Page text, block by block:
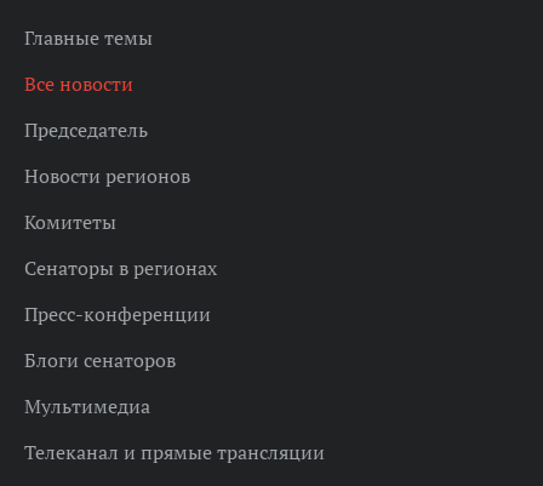
Главные темы
Все новости
Председатель
Новости регионов
Комитеты
Сенаторы в регионах
Пресс-конференции
Блоги сенаторов
Мультимедиа
Телеканал и прямые трансляции